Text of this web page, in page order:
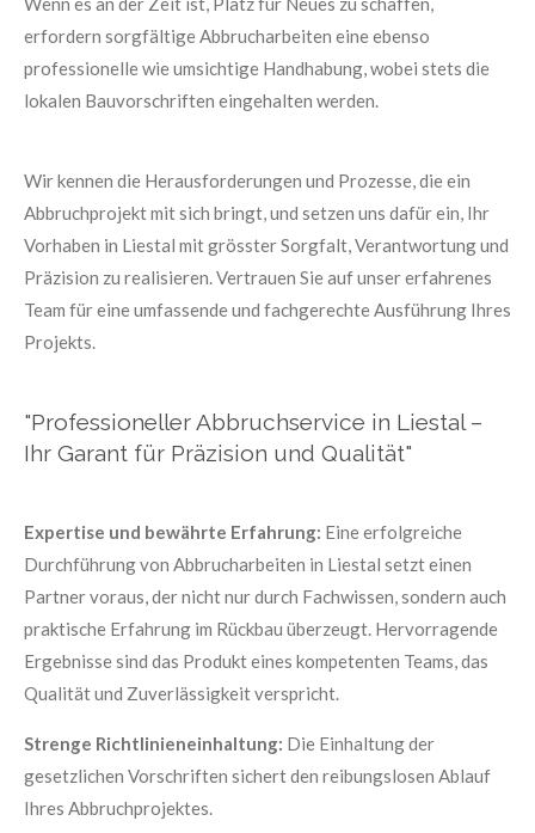
erfordern sorgfältige Abbrucharbeiten eine ebenso
professionelle wie umsichtige Handhabung, wobei stets die
lokalen Bauvorschriften eingehalten werden.
Wir kennen die Herausforderungen und Prozesse, die ein
Abbruchprojekt mit sich bringt, und setzen uns dafür ein, Ihr
Vorhaben in Liestal mit grösster Sorgfalt, Verantwortung und
Präzision zu realisieren. Vertrauen Sie auf unser erfahrenes
Team für eine umfassende und fachgerechte Ausführung Ihres
Projekts.
"Professioneller Abbruchservice in Liestal –
Ihr Garant für Präzision und Qualität"
Expertise und bewährte Erfahrung: Eine erfolgreiche
Durchführung von Abbrucharbeiten in Liestal setzt einen
Partner voraus, der nicht nur durch Fachwissen, sondern auch
praktische Erfahrung im Rückbau überzeugt. Hervorragende
Ergebnisse sind das Produkt eines kompetenten Teams, das
Qualität und Zuverlässigkeit verspricht.
Strenge Richtlinieneinhaltung: Die Einhaltung der
gesetzlichen Vorschriften sichert den reibungslosen Ablauf
Ihres Abbruchprojektes.